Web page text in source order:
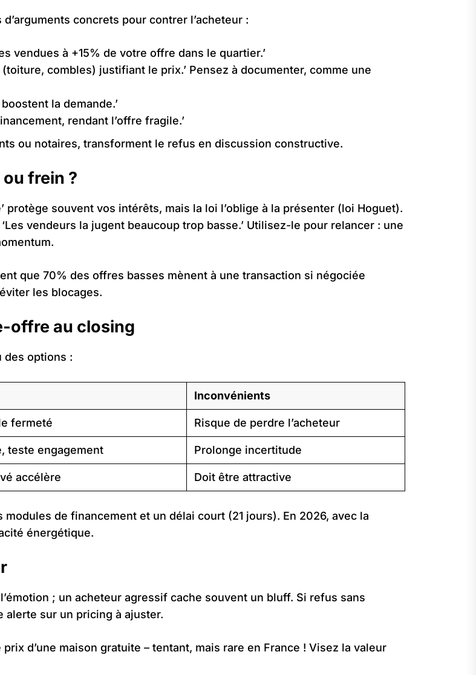
concrets pour contrer l’acheteur :
vendues à +15% de votre offre dans le quartier.’
(toiture, combles) justifiant le prix.’ Pensez à documenter, comme une
la demande.’
rendant l’offre fragile.’
ou notaires, transforment le refus en discussion constructive.
frein ?
protège souvent vos intérêts, mais la loi l’oblige à la présenter (loi Hoguet).
vendeurs la jugent beaucoup trop basse.’ Utilisez-le pour relancer : une
que 70% des offres basses mènent à une transaction si négociée
les blocages.
offre au closing
des options :
Inconvénients
fermeté Risque de perdre l’acheteur
teste engagement Prolonge incertitude
accélère Doit être attractive
de financement et un délai court (21 jours). En 2026, avec la
énergétique.
; un acheteur agressif cache souvent un bluff. Si refus sans
sur un pricing à ajuster.
d’une maison gratuite – tentant, mais rare en France ! Visez la valeur